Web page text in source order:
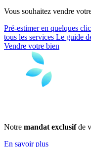
Vous souhaitez vendre
Pré-estimer en quelques
tous les services Le guide
Vendre votre bien
Notre mandat exclusifde
En savoir plus